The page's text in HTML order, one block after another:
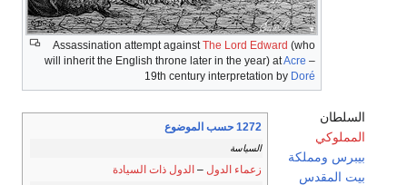
Assassination attempt againstThe Lord Edward (who
will inherit the English throne later in the year) atAcre –
19th century interpretation by Doré
1272 حسب الموضوع
السياسة
زعماء الدول – الدول ذات السيادة
السلطان
المملوكي
بيبرس ومملكة
بيت المقدس